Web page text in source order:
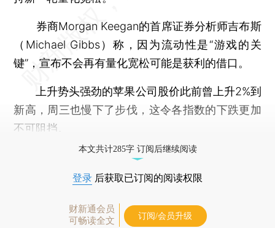
券商Morgan Keegan的首席证券分析师吉布斯
（Michael Gibbs）称，因为流动性是“游戏的关
键”，宣布不会再有量化宽松可能是获利的借口。
上升势头强劲的苹果公司股价此前曾上升2%到
新高，周三也慢下了步伐，这令各指数的下跌更加
不可阻挡。
本文共计285字 订阅后继续阅读
登录 后获取已订阅的阅读权限
财新通会员
可畅读全文
订阅/会员升级